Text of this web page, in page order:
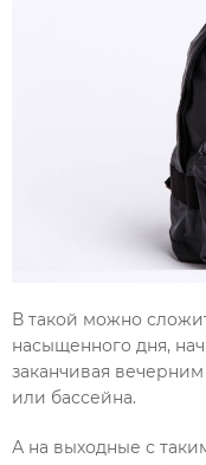
В такой можно
насыщенного дня,
заканчивая
или бассейна.
А на выходные с